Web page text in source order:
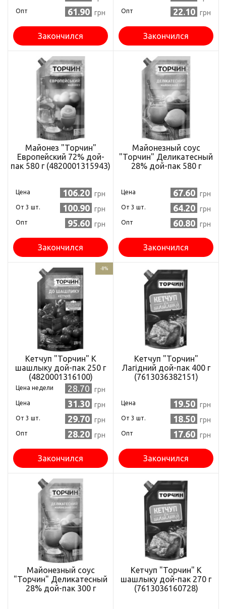
Опт 61.90 грн
Закончился
Опт 22.10 грн
Закончился
Майонез "Торчин"
Европейский 72% дой-
пак 580 г (4820001315943)
Цена 106.20 грн
Oт 3 шт. 100.90 грн
Опт 95.60 грн
Закончился
Майонезный соус
"Торчин" Деликатесный
28% дой-пак 580 г
Цена 67.60 грн
Oт 3 шт. 64.20 грн
Опт 60.80 грн
Закончился
-8%
Кетчуп "Торчин" К
шашлыку дой-пак 250 г
(4820001316100)
Цена недели 28.70 грн
Цена 31.30 грн
Oт 3 шт. 29.70 грн
Опт 28.20 грн
Закончился
Кетчуп "Торчин"
Лагідний дой-пак 400 г
(7613036382151)
Цена 19.50 грн
Oт 3 шт. 18.50 грн
Опт 17.60 грн
Закончился
Майонезный соус
"Торчин" Деликатесный
28% дой-пак 300 г
Кетчуп "Торчин" К
шашлыку дой-пак 270 г
(7613036160728)